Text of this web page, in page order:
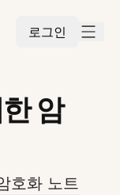
로그인
암
호화 노트